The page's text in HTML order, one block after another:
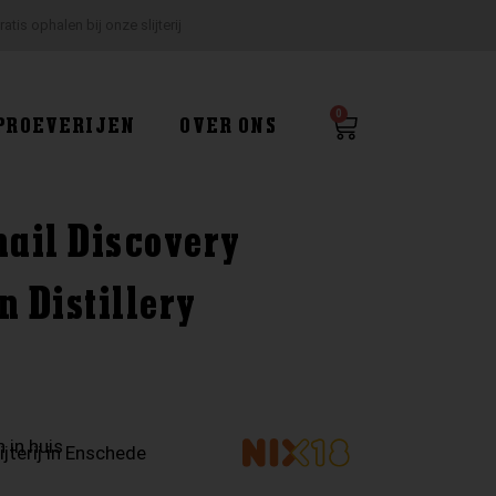
OVER ONS
0
Winkelwagen
Discovery
Distillery
in huisin Enschede